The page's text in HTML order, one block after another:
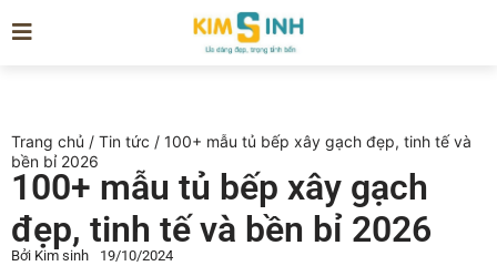
Trang chủ / Tin tức / 100+ mẫu tủ bếp xây gạch đẹp, tinh tế và
bền bỉ 2026
100+ mẫu tủ bếp xây gạch
đẹp, tinh tế và bền bỉ 2026
Bởi Kim sinh 19/10/2024